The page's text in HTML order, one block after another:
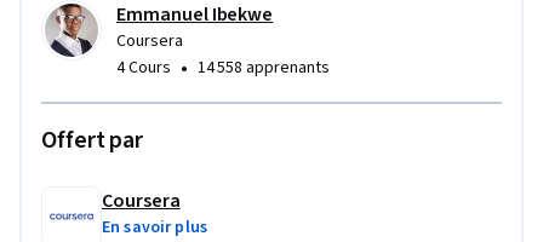
Emmanuel Ibekwe
Coursera
4 Cours • 14 558 apprenants
Offert par
Coursera
En savoir plus